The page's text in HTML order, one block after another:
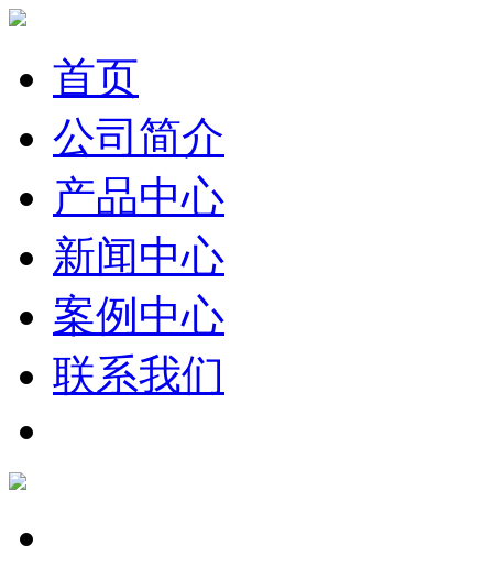
首页
公司简介
产品中心
新闻中心
案例中心
联系我们